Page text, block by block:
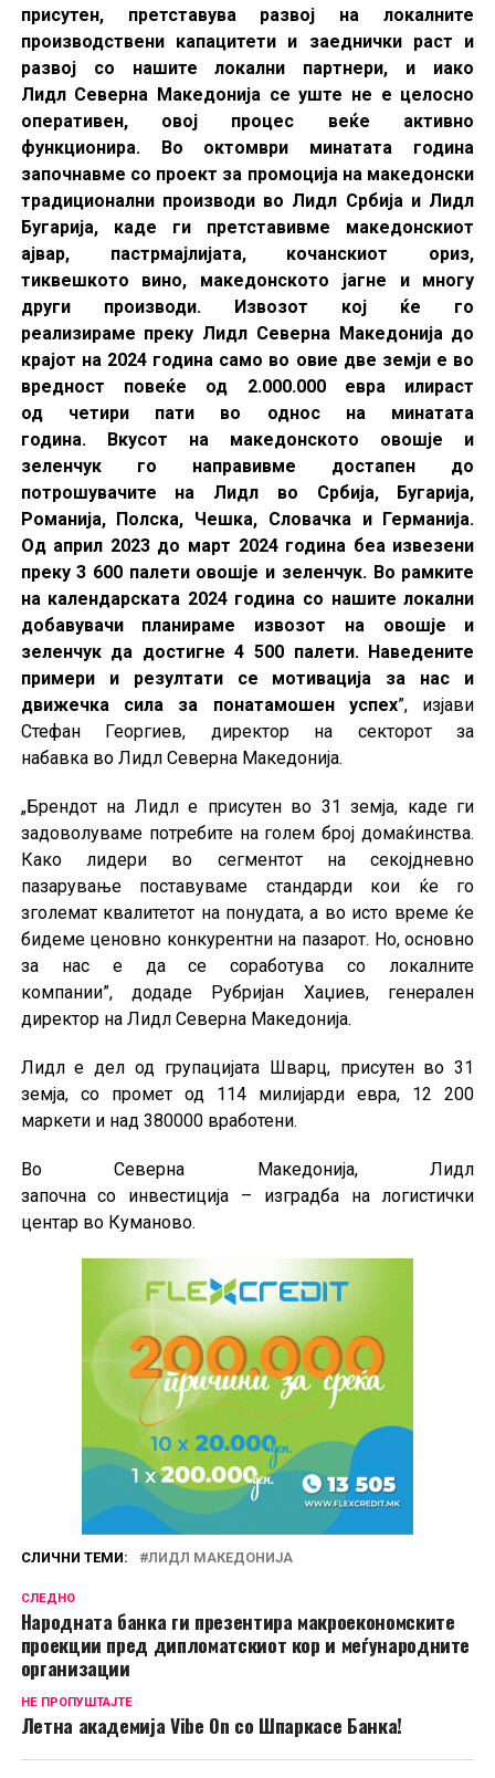
присутен, претставува развој на локалните
производствени капацитети и заеднички раст и
развој со нашите локални партнери, и иако
Лидл Северна Македонија се уште не е целосно
оперативен, овој процес веќе активно
функционира. Во октомври минатата година
започнавме со проект за промоција на македонски
традиционални производи во Лидл Србија и Лидл
Бугарија, каде ги претставивме македонскиот
ајвар, пастрмајлијата, кочанскиот ориз,
тиквешкото вино, македонското јагне и многу
други производи. Извозот кој ќе го
реализираме преку Лидл Северна Македонија до
крајот на 2024 година само во овие две земји е во
вредност повеќе од 2.000.000 евра илираст
од четири пати во однос на минатата
година. Вкусот на македонското овошје и
зеленчук го направивме достапен до
потрошувачите на Лидл во Србија, Бугарија,
Романија, Полска, Чешка, Словачка и Германија.
Од април 2023 до март 2024 година беа извезени
преку 3 600 палети овошје и зеленчук. Во рамките
на календарската 2024 година со нашите локални
добавувачи планираме извозот на овошје и
зеленчук да достигне 4 500 палети. Наведените
примери и резултати се мотивација за нас и
движечка сила за понатамошен успех”, изјави
Стефан Георгиев, директор на секторот за
набавка во Лидл Северна Македонија.
„Брендот на Лидл е присутен во 31 земја, каде ги
задоволуваме потребите на голем број домаќинства.
Како лидери во сегментот на секојдневно
пазарување поставуваме стандарди кои ќе го
зголемат квалитетот на понудата, а во исто време ќе
бидеме ценовно конкурентни на пазарот. Но, основно
за нас е да се соработува со локалните
компании”, додаде Рубријан Хаџиев, генерален
директор на Лидл Северна Македонија.
Лидл е дел од групацијата Шварц, присутен во 31
земја, со промет од 114 милијарди евра, 12 200
маркети и над 380000 вработени.
Во Северна Македонија, Лидл
започна со инвестиција – изградба на логистички
центар во Куманово.
СЛИЧНИ ТЕМИ: ЛИДЛ МАКЕДОНИЈА
СЛЕДНО
Народната банка ги презентира макроекономските
проекции пред дипломатскиот кор и меѓународните
организации
НЕ ПРОПУШТАЈТЕ
Летна академија Vibe On со Шпаркасе Банка!